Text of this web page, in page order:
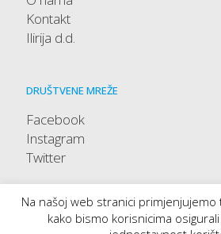
Kontakt
Ilirija d.d.
DRUŠTVENE MREŽE
Facebook
Instagram
Twitter
Na našoj web stranici primjenjujemo
kako bismo korisnicima